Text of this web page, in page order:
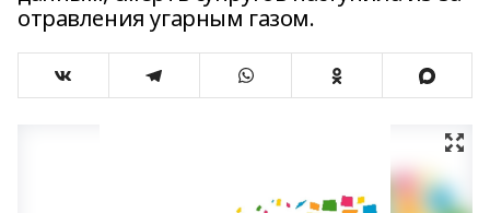
отравления угарным газом.